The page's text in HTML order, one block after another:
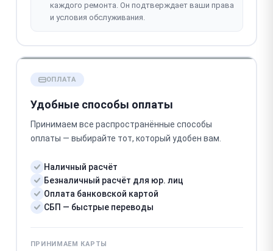
каждого ремонта. Он подтверждает ваши права
и условия обслуживания.
ОПЛАТА
Удобные способы оплаты
Принимаем все распространённые способы
оплаты — выбирайте тот, который удобен вам.
Наличный расчёт
Безналичный расчёт для юр. лиц
Оплата банковской картой
СБП — быстрые переводы
ПРИНИМАЕМ КАРТЫ